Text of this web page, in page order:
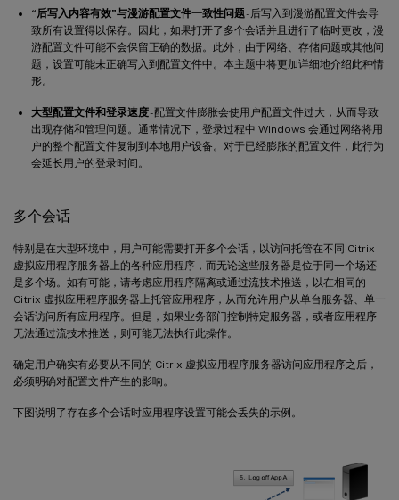
“后写入内容有效”与漫游配置文件一致性问题- 后写入到漫游配置文件会导
致所有设置得以保存。因此，如果打开了多个会话并且进行了临时更改，漫
游配置文件可能不会保留正确的数据。此外，由于网络、存储问题或其他问
题，设置可能未正确写入到配置文件中。本主题中将更加详细地介绍此种情
形。
大型配置文件和登录速度- 配置文件膨胀会使用户配置文件过大，从而导致
出现存储和管理问题。通常情况下，登录过程中 Windows 会通过网络将用
户的整个配置文件复制到本地用户设备。对于已经膨胀的配置文件，此行为
会延长用户的登录时间。
多个会话
特别是在大型环境中，用户可能需要打开多个会话，以访问托管在不同 Citrix
虚拟应用程序服务器上的各种应用程序，而无论这些服务器是位于同一个场还
是多个场。如有可能，请考虑应用程序隔离或通过流技术推送，以在相同的
Citrix 虚拟应用程序服务器上托管应用程序，从而允许用户从单台服务器、单一
会话访问所有应用程序。但是，如果业务部门控制特定服务器，或者应用程序
无法通过流技术推送，则可能无法执行此操作。
确定用户确实有必要从不同的 Citrix 虚拟应用程序服务器访问应用程序之后，
必须明确对配置文件产生的影响。
下图说明了存在多个会话时应用程序设置可能会丢失的示例。